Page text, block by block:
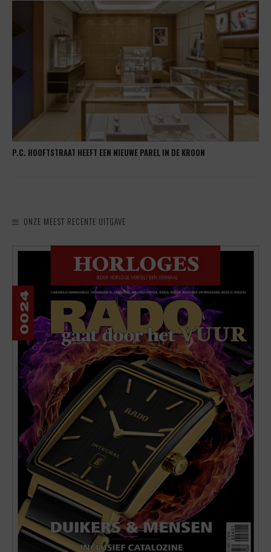
P.C. HOOFTSTRAAT HEEFT EEN NIEUWE PAREL IN DE KROON
ONZE MEEST RECENTE UITGAVE